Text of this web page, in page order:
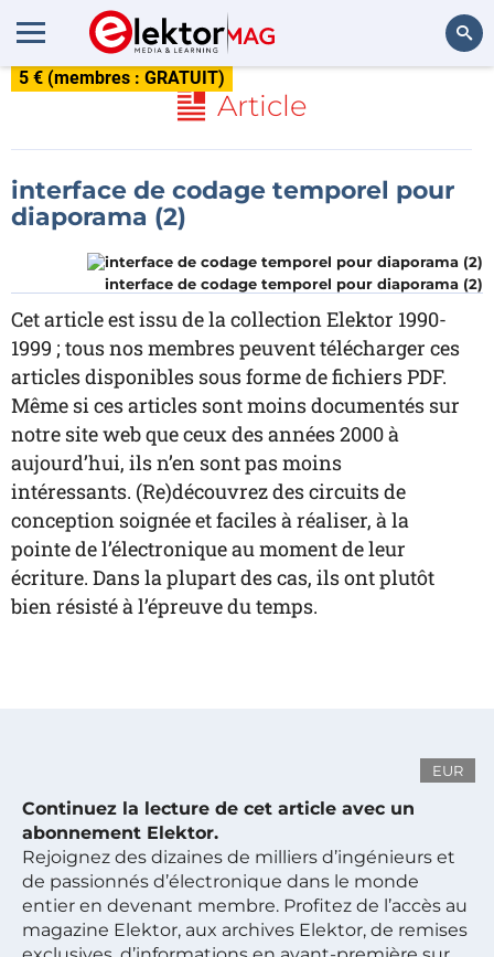
5 € (membres : GRATUIT)
Article
interface de codage temporel pour
diaporama (2)
interface de codage temporel pour diaporama (2)
Cet article est issu de la collection Elektor 1990-
1999 ; tous nos membres peuvent télécharger ces
articles disponibles sous forme de fichiers PDF.
Même si ces articles sont moins documentés sur
notre site web que ceux des années 2000 à
aujourd’hui, ils n’en sont pas moins
intéressants. (Re)découvrez des circuits de
conception soignée et faciles à réaliser, à la
pointe de l’électronique au moment de leur
écriture. Dans la plupart des cas, ils ont plutôt
bien résisté à l’épreuve du temps.
EUR
Continuez la lecture de cet article avec un
abonnement Elektor.
Rejoignez des dizaines de milliers d’ingénieurs et
de passionnés d’électronique dans le monde
entier en devenant membre. Profitez de l’accès au
magazine Elektor, aux archives Elektor, de remises